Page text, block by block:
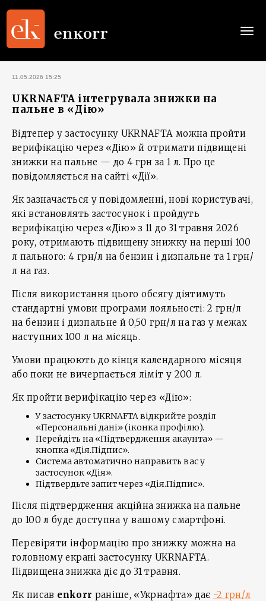
11.05.2026 15:25
UKRNAFTA інтегрувала знижки на
пальне в «Дію»
Відтепер у застосунку UKRNAFTA можна пройти
верифікацію через «Дію» й отримати підвищені
знижки на пальне — до 4 грн за 1 л. Про це
повідомляється на сайті «Дії».
Як зазначається у повідомленні, нові користувачі,
які встановлять застосунок і пройдуть
верифікацію через «Дію» з 11 до 31 травня 2026
року, отримають підвищену знижку на перші 100
л пального: 4 грн/л на бензин і дизпальне та 1 грн/
л на газ.
Після використання цього обсягу діятимуть
стандартні умови програми лояльності: 2 грн/л
на бензин і дизпальне й 0,50 грн/л на газ у межах
наступних 100 л на місяць.
Умови працюють до кінця календарного місяця
або поки не вичерпається ліміт у 200 л.
Як пройти верифікацію через «Дію»:
У застосунку UKRNAFTA відкрийте розділ
«Персональні дані» (іконка профілю).
Перейдіть на «Підтвердження акаунта» —
кнопка «Дія.Підпис».
Система автоматично направить вас у
застосунок «Дія».
Підтвердьте запит через «Дія.Підпис».
Після підтвердження акційна знижка на пальне
до 100 л буде доступна у вашому смартфоні.
Перевіряти інформацію про знижку можна на
головному екрані застосунку UKRNAFTA.
Підвищена знижка діє до 31 травня.
Як писав enkorr раніше, «Укрнафта» дає -2 грн/л